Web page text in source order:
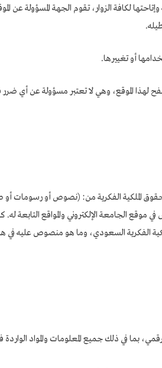
لكافة الزوار، تقوم الجهة المسؤولة عن
أو تغييرها.
لهذا الموقع، وهي لا تعتبر مسؤولة عن أي
الملكية الفكرية من: (نصوص أو رسومات أو
موقع الجامعة الإلكتروني والمواقع
الفكرية السعودي، وما هو منصوص عليه في
بما في ذلك جميع المعلومات والمواد